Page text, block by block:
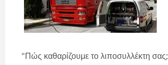
"Πώς καθαρίζουμε το λιποσυλλέκτη σας;